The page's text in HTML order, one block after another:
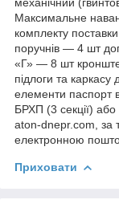
Максимальне
комплекту
поручнів — 4 шт
«Г» — 8 шт
підлоги та каркасу
елементи паспорт
БРХП (3 секції)
aton-dnepr.com,
електронною
Приховати